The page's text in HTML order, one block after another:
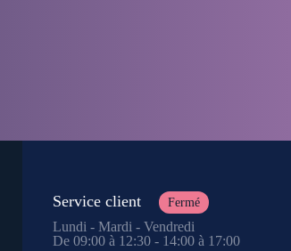
Service client Fermé
Lundi - Mardi - Vendredi
De 09:00 à 12:30 - 14:00 à 17:00